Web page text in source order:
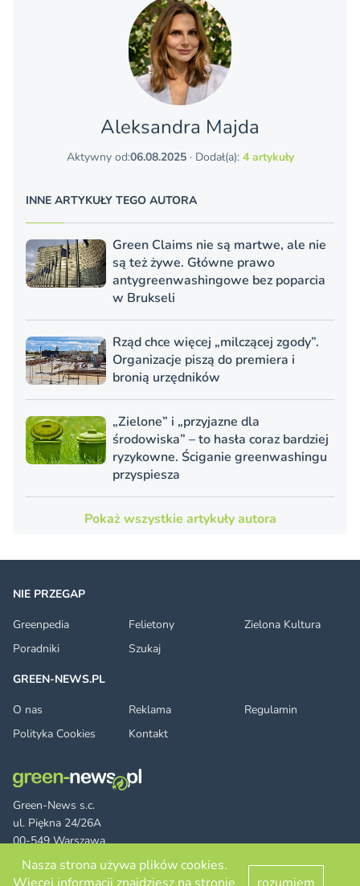
Aleksandra Majda
Aktywny od:06.08.2025· Dodał(a): 4 artykuły
INNE ARTYKUŁY TEGO AUTORA
Green Claims nie są martwe, ale nie
są też żywe. Główne prawo
antygreenwashingowe bez poparcia
w Brukseli
Rząd chce więcej „milczącej zgody”.
Organizacje piszą do premiera i
bronią urzędników
„Zielone” i „przyjazne dla
środowiska” – to hasła coraz bardziej
ryzykowne. Ściganie greenwashingu
przyspiesza
Pokaż wszystkie artykuły autora
Green-News s.c.
ul. Piękna 24/26A
00-549 Warszawa
NIE PRZEGAP
Greenpedia
Felietony
Zielona Kultura
Poradniki
Szukaj
GREEN-NEWS.PL
O nas
Reklama
Regulamin
Polityka Cookies
Kontakt
Nasza strona używa plików cookies.